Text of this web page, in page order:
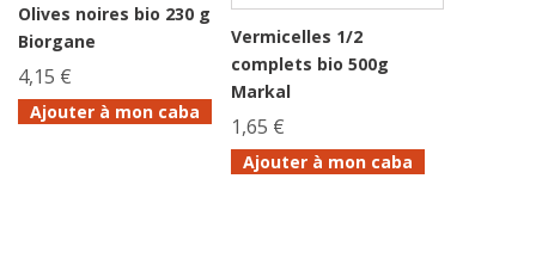
Olives noires bio 230 g
Biorgane
4,15 €
Ajouter à mon caba
Vermicelles 1/2
complets bio 500g
Markal
1,65 €
Ajouter à mon caba